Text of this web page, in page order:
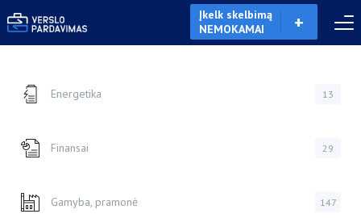
Įkelk skelbimą
NEMOKAMAI
Energetika 13
Finansai 29
Gamyba, pramonė 147